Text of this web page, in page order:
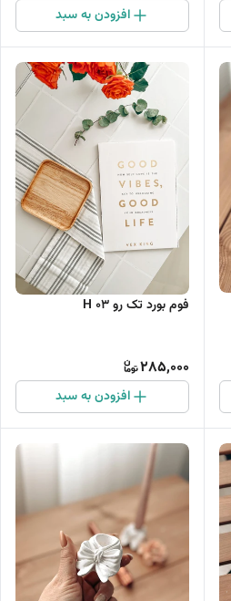
افزودن به سبد
فوم بورد تک رو H 03
285,000
افزودن به سبد